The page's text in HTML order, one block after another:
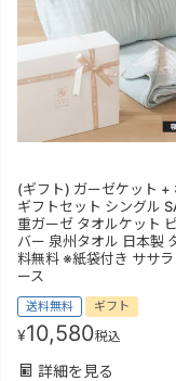
(ギフト) ガーゼケット +
ギフトセット シングル
重ガーゼ タオルケット
バー 泉州タオル 日本製
料無料 ※紙袋付き ササ
ース
送料無料 ギフト
¥10,580税込
詳細を見る